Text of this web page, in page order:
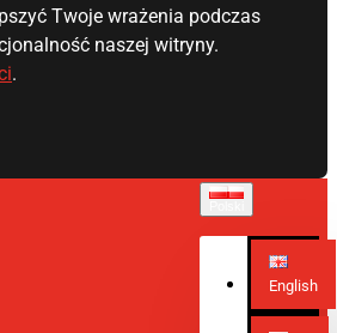
Twoje wrażenia podczas
naszej witryny.
.
English